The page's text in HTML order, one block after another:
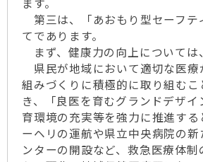
第三は、「あおもり型セーフテ
てであります。
まず、健康力の向上については、
県民が地域において適切な医療
組みづくりに積極的に取り組む
き、「良医を育むグランドデザ
育環境の充実等を強力に推進する
ーヘリの運航や県立中央病院の新
ンターの開設など、救急医療体制